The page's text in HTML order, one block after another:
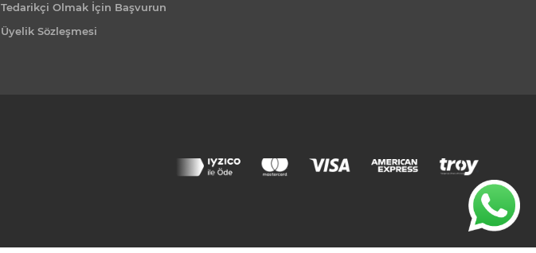
Tedarikçi Olmak İçin Başvurun
Üyelik Sözleşmesi